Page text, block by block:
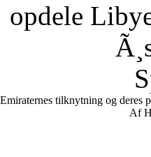
opdele
Emiraternes tilknytning og deres
Af